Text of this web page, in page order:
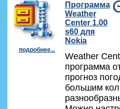
подробнее...
Программа
Weather
Center 1.00
s60 для
Nokia
Weather
программа
прогноз
большим